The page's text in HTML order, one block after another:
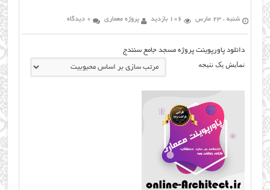
شنبه ، 23 مارس 106 بازدید پروژه معماری 0 دیدگاه
دانلود پاورپوینت پروژه مسجد جامع سنندج
نمایش یک نتیجه